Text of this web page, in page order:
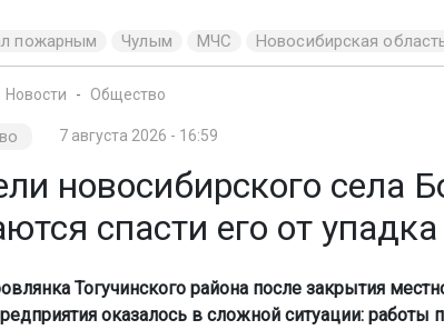
пожарным Чулым МЧС Новосибирская
Новости Общество
7 августа 2026 - 16:59
новосибирского села
спасти его от упадка
Тогучинского района после закрытия
оказалось в сложной ситуации: работы